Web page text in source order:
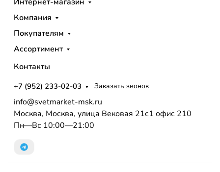
Компания
Покупателям
Ассортимент
Контакты
+7 (952) 233-02-03 Заказать звонок
info@svetmarket-msk.ru
Москва, Москва, улица Вековая 21с1 офис 210
Пн—Вс 10:00—21:00